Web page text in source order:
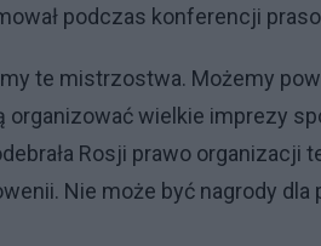
podczas konferencji
te mistrzostwa. Możemy
organizować wielkie imprezy
Rosji prawo organizacji
Nie może być nagrody